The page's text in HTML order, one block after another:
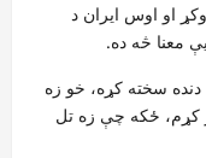
او اوس ایران د
معنا څه ده.
دنده سخته کړه، خو زه
کړم، ځکه چې زه تل